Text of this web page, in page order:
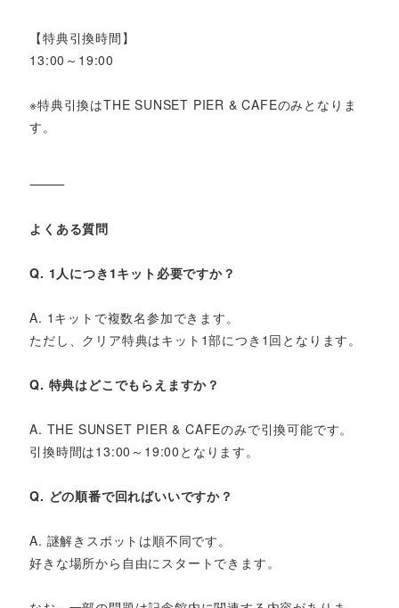
【特典引換時間】
13:00～19:00
※特典引換はTHE SUNSET PIER & CAFEのみとなりま
す。
⸻
よくある質問
Q. 1人につき1キット必要ですか？
A. 1キットで複数名参加できます。
ただし、クリア特典はキット1部につき1回となります。
Q. 特典はどこでもらえますか？
A. THE SUNSET PIER & CAFEのみで引換可能です。
引換時間は13:00～19:00となります。
Q. どの順番で回ればいいですか？
A. 謎解きスポットは順不同です。
好きな場所から自由にスタートできます。